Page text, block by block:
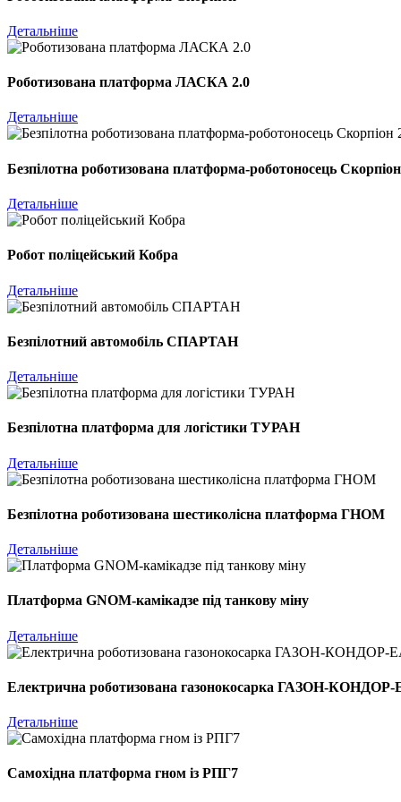
Детальніше
Роботизована платформа ЛАСКА 2.0
Детальніше
Безпілотна роботизована платформа-роботоносець
Детальніше
Робот поліцейський Кобра
Детальніше
Безпілотний автомобіль СПАРТАН
Детальніше
Безпілотна платформа для логістики ТУРАН
Детальніше
Безпілотна роботизована шестиколісна платформа ГНОМ
Детальніше
Платформа GNOM-камікадзе під танкову міну
Детальніше
Електрична роботизована газонокосарка ГАЗОН-
Детальніше
Самохідна платформа гном із РПГ7